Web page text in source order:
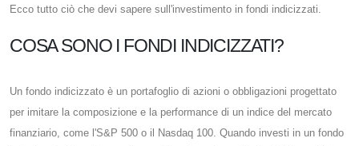
Ecco tutto ciò che devi sapere sull'investimento in fondi indicizzati.
COSA SONO I FONDI INDICIZZATI?
Un fondo indicizzato è un portafoglio di azioni o obbligazioni progettato
per imitare la composizione e la performance di un indice del mercato
finanziario, come l'S&P 500 o il Nasdaq 100. Quando investi in un fondo